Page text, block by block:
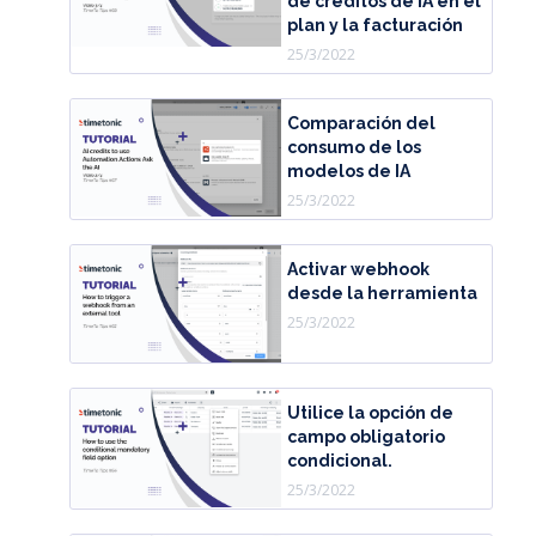
plan y la facturación
25/3/2022
Comparación del
consumo de los
modelos de IA
25/3/2022
Activar webhook
desde la herramienta
25/3/2022
Utilice la opción de
campo obligatorio
condicional.
25/3/2022